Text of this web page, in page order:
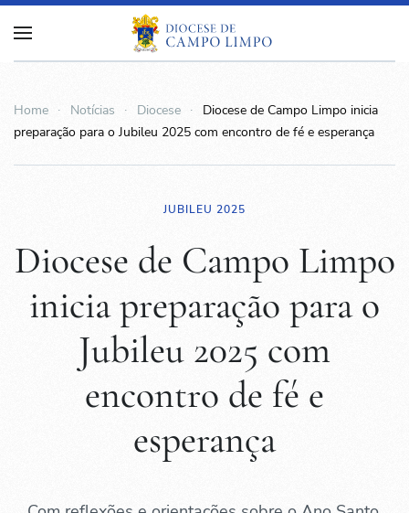
Home Notícias Diocese
Diocese de Campo Limpo inicia
preparação para o Jubileu 2025 com encontro de fé e esperança
JUBILEU 2025
Diocese de Campo Limpo
inicia preparação para o
Jubileu 2025 com
encontro de fé e
esperança